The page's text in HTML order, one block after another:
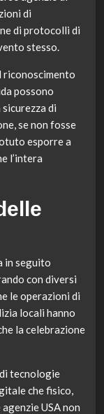
di
di protocolli di
stesso.
riconoscimento
possono
di
se non fosse
esporre a
l’intera
in seguito
con diversi
le operazioni di
locali hanno
la celebrazione
tecnologie
che fisico,
USA non